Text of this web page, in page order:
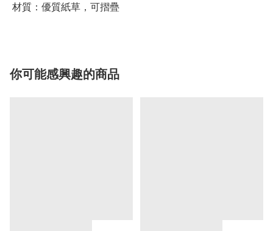
材質：優質紙草，可摺疊
你可能感興趣的商品